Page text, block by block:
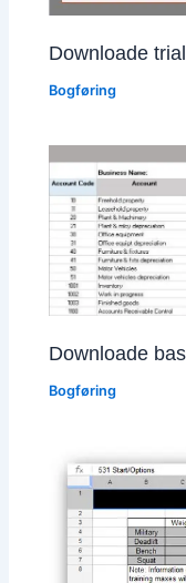
Downloade
Bogføring
Downloade
Bogføring